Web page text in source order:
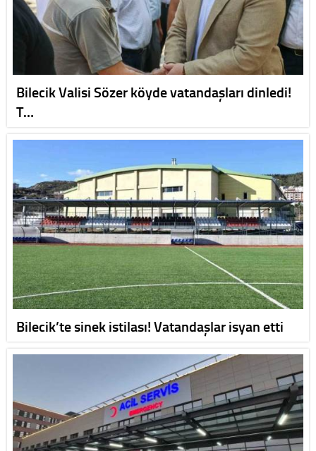
Bilecik Valisi Sözer köyde vatandaşları dinledi!
T…
Bilecik’te sinek istilası! Vatandaşlar isyan etti